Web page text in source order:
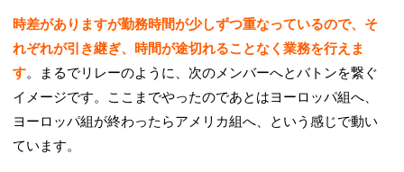
時差がありますが勤務時間が少しずつ重なっているので、そ
れぞれが引き継ぎ、時間が途切れることなく業務を行えま
す。まるでリレーのように、次のメンバーへとバトンを繋ぐ
イメージです。ここまでやったのであとはヨーロッパ組へ、
ヨーロッパ組が終わったらアメリカ組へ、という感じで動い
ています。